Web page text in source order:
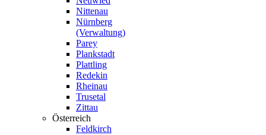
Nittenau
Nürnberg
(Verwaltung)
Parey
Plankstadt
Plattling
Redekin
Rheinau
Trusetal
Zittau
Österreich
Feldkirch